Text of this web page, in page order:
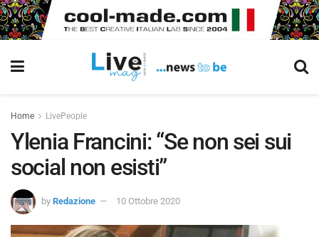
Home LivePeople
Ylenia Francini: “Se non sei sui
social non esisti”
by Redazione 10 Ottobre 2020